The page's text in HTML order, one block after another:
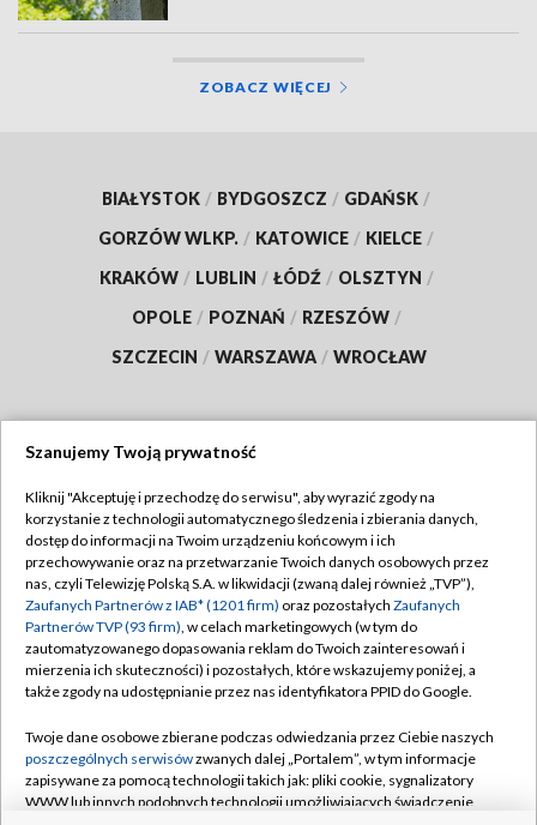
ZOBACZ WIĘCEJ
BIAŁYSTOK / BYDGOSZCZ / GDAŃSK /
GORZÓW WLKP. / KATOWICE / KIELCE /
KRAKÓW / LUBLIN / ŁÓDŹ / OLSZTYN /
OPOLE / POZNAŃ / RZESZÓW /
SZCZECIN / WARSZAWA / WROCŁAW
TVP
Abonament TVP
Emisja w TVP
Centrum informacji TVP
Naziemna Telewizja Cyfrowa
Rada Programowa
System NOS
Regulamin TVP
Polityka prywatności
Moje zgody
Pomoc
Kontakt
Szanujemy Twoją prywatność
Kliknij "Akceptuję i przechodzę do serwisu", aby wyrazić zgody na
korzystanie z technologii automatycznego śledzenia i zbierania danych,
dostęp do informacji na Twoim urządzeniu końcowym i ich
przechowywanie oraz na przetwarzanie Twoich danych osobowych przez
nas, czyli Telewizję Polską S.A. w likwidacji (zwaną dalej również „TVP”),
Zaufanych Partnerów z IAB* (1201 firm) oraz pozostałych Zaufanych
Partnerów TVP (93 firm), w celach marketingowych (w tym do
zautomatyzowanego dopasowania reklam do Twoich zainteresowań i
mierzenia ich skuteczności) i pozostałych, które wskazujemy poniżej, a
także zgody na udostępnianie przez nas identyfikatora PPID do Google.
Twoje dane osobowe zbierane podczas odwiedzania przez Ciebie naszych
poszczególnych serwisówzwanych dalej „Portalem”, w tym informacje
zapisywane za pomocą technologii takich jak: pliki cookie, sygnalizatory
WWW lub innych podobnych technologii umożliwiających świadczenie